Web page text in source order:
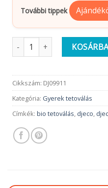
További tippek
Djeco Ideiglenes tetoválás |
Cikkszám: DJ09911
Kategória: Gyerek tetoválás
Címkék: bio tetoválás, djeco,